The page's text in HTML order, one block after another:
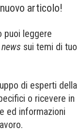
articolo!
puoi leggere
news sui temi di tuo
di esperti della
o ricevere in
ed informazioni